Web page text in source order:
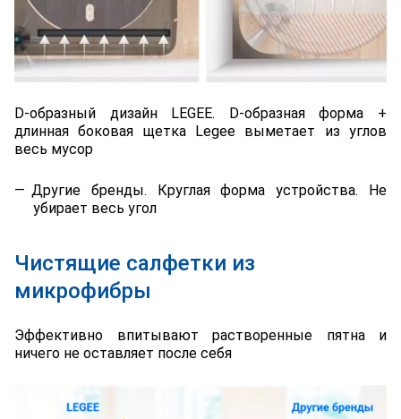
D-образный дизайн LEGEE. D-образная форма +
длинная боковая щетка Legee выметает из углов
весь мусор
Другие бренды. Круглая форма устройства. Не
убирает весь угол
Чистящие салфетки из
микрофибры
Эффективно впитывают растворенные пятна и
ничего не оставляет после себя